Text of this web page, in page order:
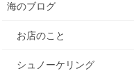
海のブログ
お店のこと
シュノーケリング